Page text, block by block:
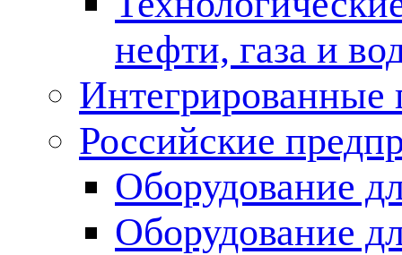
нефти, газа и
Российские
Оборудование
Оборудование